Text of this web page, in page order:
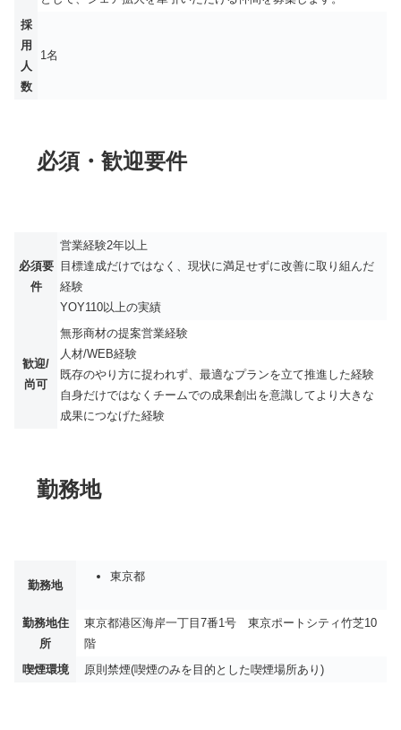
採
用
人
数
1名
必須・歓迎要件
必須要
件
営業経験2年以上
目標達成だけではなく、現状に満足せずに改善に取り組んだ
経験
YOY110以上の実績
歓迎/
尚可
無形商材の提案営業経験
人材/WEB経験
既存のやり方に捉われず、最適なプランを立て推進した経験
自身だけではなくチームでの成果創出を意識してより大きな
成果につなげた経験
勤務地
勤務地
東京都
勤務地住
所
東京都港区海岸一丁目7番1号 東京ポートシティ竹芝10
階
喫煙環境
原則禁煙(喫煙のみを目的とした喫煙場所あり)